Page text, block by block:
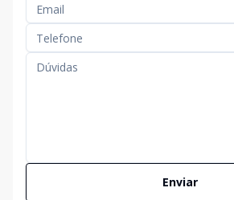
Enviar